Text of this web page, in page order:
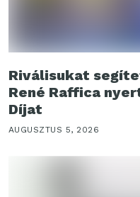
Riválisukat
René Raffica
Díjat
AUGUSZTUS 5, 2026